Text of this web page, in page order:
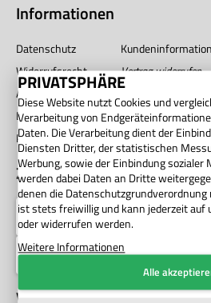
Informationen
Datenschutz
Widerrufsrecht
Vertrag widerrufen
AGB
Impressum
Barrierefreiheit
Unternehmen
Privatsphäre
Zahlung
Versand
PRIVATSPHÄRE
Diese Website nutzt Cookies und
Verarbeitung von
Daten. Die Verarbeitung dient der
Diensten Dritter, der statistischen
Werbung, sowie der Einbindung sozialer
werden dabei Daten an Dritte
denen die
ist stets freiwillig und kann jederzeit auf
oder widerrufen werden.
Weitere Informationen
Alle